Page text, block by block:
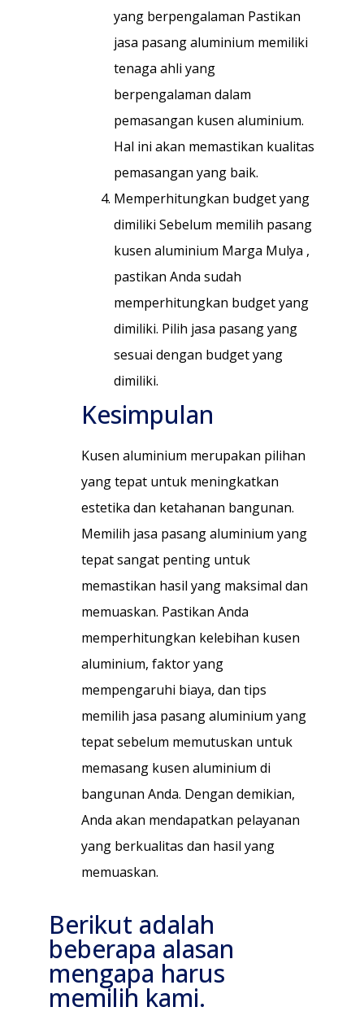
yang berpengalaman Pastikan
jasa pasang aluminium memiliki
tenaga ahli yang
berpengalaman dalam
pemasangan kusen aluminium.
Hal ini akan memastikan kualitas
pemasangan yang baik.
Memperhitungkan budget yang
dimiliki Sebelum memilih pasang
kusen aluminium Marga Mulya ,
pastikan Anda sudah
memperhitungkan budget yang
dimiliki. Pilih jasa pasang yang
sesuai dengan budget yang
dimiliki.
Kesimpulan
Kusen aluminium merupakan pilihan
yang tepat untuk meningkatkan
estetika dan ketahanan bangunan.
Memilih jasa pasang aluminium yang
tepat sangat penting untuk
memastikan hasil yang maksimal dan
memuaskan. Pastikan Anda
memperhitungkan kelebihan kusen
aluminium, faktor yang
mempengaruhi biaya, dan tips
memilih jasa pasang aluminium yang
tepat sebelum memutuskan untuk
memasang kusen aluminium di
bangunan Anda. Dengan demikian,
Anda akan mendapatkan pelayanan
yang berkualitas dan hasil yang
memuaskan.
Berikut adalah
beberapa alasan
mengapa harus
memilih kami.